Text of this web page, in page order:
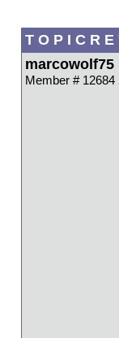
T O P I C R E
marcowolf75
Member # 12684